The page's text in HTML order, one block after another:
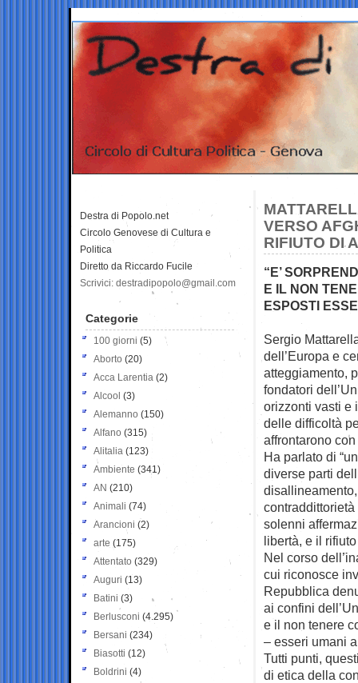
VERSO
RIFIUTO DI
“E’
E IL NON
ESPOSTI
Sergio
dell’Europa e
atteggiamento,
fondatori
orizzonti vasti e
delle difficoltà
affrontarono
Ha parlato di
diverse parti
solenni
libertà, e il
Nel corso
cui riconosce
Repubblica
ai confini
e il non tenere
– esseri umani
Tutti punti,
di etica della
Destra di Popolo.net
Circolo Genovese di Cultura e
Politica
Diretto da Riccardo Fucile
Scrivici: destradipopolo@gmail.com
Categorie
100 giorni (5)
Aborto (20)
Acca Larentia (2)
Alcool (3)
Alemanno (150)
Alfano (315)
Alitalia (123)
Ambiente (341)
AN (210)
Animali (74)
Arancioni (2)
arte (175)
Attentato (329)
Auguri (13)
Batini (3)
Berlusconi (4.295)
Bersani (234)
Biasotti (12)
Boldrini (4)